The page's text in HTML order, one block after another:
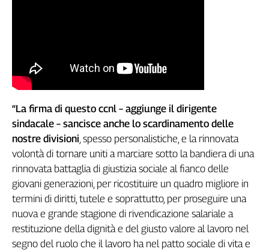
It
Inserti
Idea
Diffusa
InFlai
Le
tv
Work
“La firma di questo ccnl – aggiunge il dirigente
sindacale – sancisce anche lo scardinamento delle
nostre divisioni, spesso personalistiche, e la rinnovata
volontà di tornare uniti a marciare sotto la bandiera di una
rinnovata battaglia di giustizia sociale al fianco delle
giovani generazioni, per ricostituire un quadro migliore in
termini di diritti, tutele e soprattutto, per proseguire una
nuova e grande stagione di rivendicazione salariale a
restituzione della dignità e del giusto valore al lavoro nel
segno del ruolo che il lavoro ha nel patto sociale di vita e